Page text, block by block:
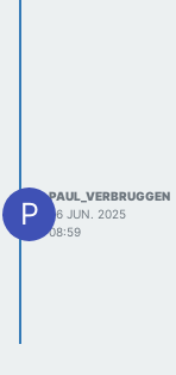
P
PAUL_VERBRUGGEN
26 JUN. 2025
08:59